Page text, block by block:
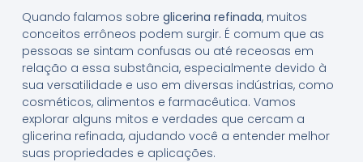
Quando falamos sobre glicerina refinada, muitos
conceitos errôneos podem surgir. É comum que as
pessoas se sintam confusas ou até receosas em
relação a essa substância, especialmente devido à
sua versatilidade e uso em diversas indústrias, como
cosméticos, alimentos e farmacêutica. Vamos
explorar alguns mitos e verdades que cercam a
glicerina refinada, ajudando você a entender melhor
suas propriedades e aplicações.